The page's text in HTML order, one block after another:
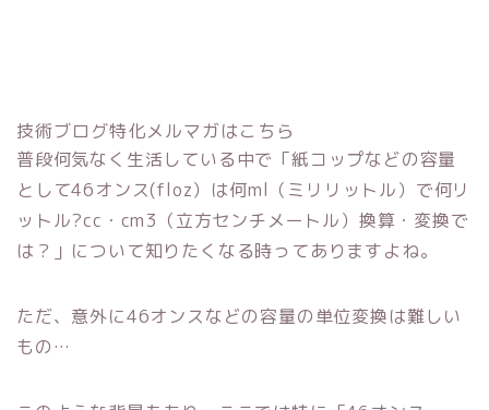
技術ブログ特化メルマガはこちら
普段何気なく生活している中で「紙コップなどの容量
として46オンス(floz）は何ml（ミリリットル）で何リ
ットル?cc・cm3（立方センチメートル）換算・変換で
は？」について知りたくなる時ってありますよね。
ただ、意外に46オンスなどの容量の単位変換は難しい
もの…